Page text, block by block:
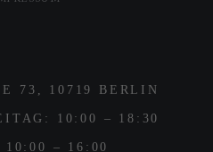
73, 10719 BERLIN
10:00 – 18:30
10:00 – 16:00